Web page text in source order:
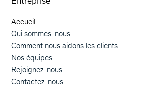
Main navigation
Accueil
Qui sommes-nous
Comment nous aidons les clients
Nos équipes
Rejoignez-nous
Contactez-nous